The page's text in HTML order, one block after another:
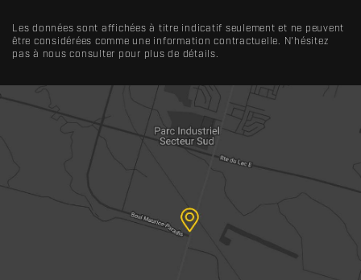
Les données sont affichées à titre indicatif seulement et ne peuvent
être considérées comme une information contractuelle. N'hésitez
pas à nous consulter pour plus de détails.